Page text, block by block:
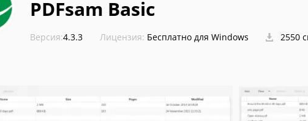
PDFsam Basic
Версия:4.3.3 Лицензия: Бесплатно для Windows 2550